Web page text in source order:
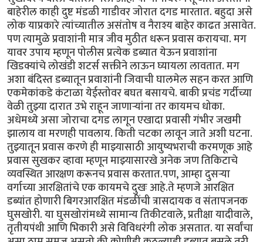
बाहेरील काही दुष्ट मंडळी गाडीवर जोरात दगड मारतात. बहुदा असे
लोक याप्रकारे त्यांच्यातील असंतोष व नैराश्य बाहेर काढत असावेत.
पण त्यामुळे प्रवाशांनी मात्र जीव मुठीत धरून प्रवास करायचा. मग
यावर उपाय म्हणून पोलीस प्रत्येक डब्यात येऊन प्रवाशांना
खिडक्यांचे लोखंडी शटर्स सक्तीने लाऊन घ्यायला लावतात. मग
अशा बंदिस्त डब्यातून प्रवाशांनी जिवाची घालमेल सहन करत आणि
एकमेकांकडे कंटाळा येईस्तोवर बघत बसायचे. बाकी प्रचंड गर्दीच्या
वेळी तुझ्या दारात उभे राहून जाणाऱ्यांना तर कायमच धोका.
अधेमध्ये असा जोराचा दगड लागून एखादा प्रवासी गंभीर जखमी
झालाय वा मरणही पावलाय. किती चटका लावून जाते अशी घटना.
तुझ्यातून प्रवास करणे ही माझ्यासाठी आयुष्यभराची करमणूक आहे
प्रवास सुखकर व्हावा म्हणून माझ्यासारखे अनेक जण तिकिटाचे
व्यवस्थित आरक्षण करूनच प्रवास करतात.पण, आम्हा दुसऱ्या
वर्गाच्या आरक्षितांचे एक कायमचे दुखः आहे.ते म्हणजे आरक्षित
डब्यांत होणारी बिगरआरक्षित मंडळींची त्रासदायक व संतापजनक
घुसखोरी. या घुसखोरांमध्ये सामान्य तिकीटवाले, प्रतीक्षा यादीवाले,
तृतीयपंथी आणि भिकारी असे विविधरंगी लोक असतात. या सर्वांचा